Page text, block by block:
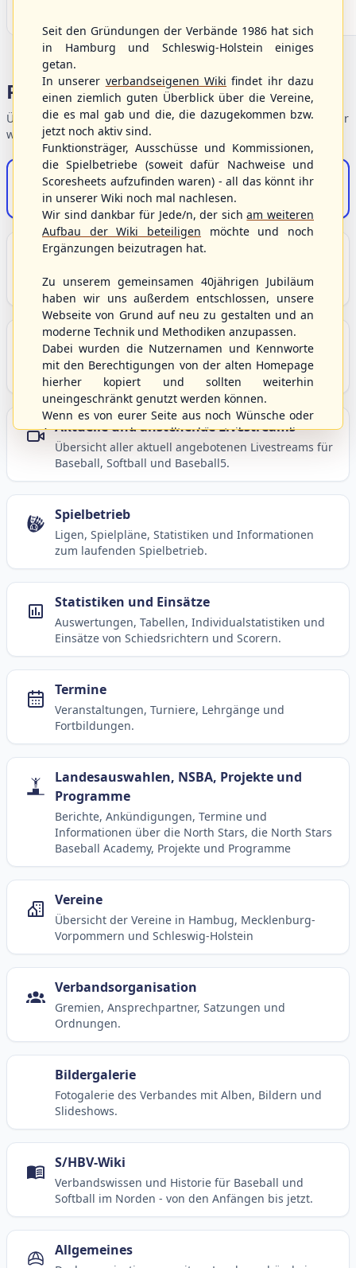
Portalbereiche
Übersicht der Verbandsbereiche – wählen Sie einen Einstieg für
weiterführende Informationen.
S/HBV-Shop
Der Onlineshop des S/HBV
Unser Sport
und Baseball5.
Berichte und Neuigkeiten
Aktuelle Meldungen, Berichte und Nachrichten aus
dem S/HBV, Deutschland und der Welt.
Aktuelle und anstehende Livestreams
Übersicht aller aktuell angebotenen Livestreams für
Baseball, Softball und Baseball5.
Spielbetrieb
Ligen, Spielpläne, Statistiken und Informationen
zum laufenden Spielbetrieb.
Statistiken und Einsätze
Auswertungen, Tabellen, Individualstatistiken und
Einsätze von Schiedsrichtern und Scorern.
Termine
Veranstaltungen, Turniere, Lehrgänge und
Fortbildungen.
Landesauswahlen, NSBA, Projekte und
Programme
Berichte, Ankündigungen, Termine und
Informationen über die North Stars, die North Stars
Baseball Academy, Projekte und Programme
Vereine
Übersicht der Vereine in Hambug, Mecklenburg-
Vorpommern und Schleswig-Holstein
Verbandsorganisation
Gremien, Ansprechpartner, Satzungen und
Ordnungen.
Bildergalerie
Fotogalerie des Verbandes mit Alben, Bildern und
Slideshows.
S/HBV-Wiki
Verbandswissen und Historie für Baseball und
Softball im Norden - von den Anfängen bis jetzt.
Allgemeines
Seit den Gründungen der Verbände 1986 hat sich
in Hamburg und Schleswig-Holstein einiges
getan.
In unserer verbandseigenen Wiki findet ihr dazu
einen ziemlich guten Überblick über die Vereine,
die es mal gab und die, die dazugekommen bzw.
jetzt noch aktiv sind.
Funktionsträger, Ausschüsse und Kommissionen,
die Spielbetriebe (soweit dafür Nachweise und
Scoresheets aufzufinden waren) - all das könnt ihr
in unserer Wiki noch mal nachlesen.
Wir sind dankbar für Jede/n, der sicham weiteren
Aufbau der Wiki beteiligen möchte und noch
Ergänzungen beizutragen hat.
Zu unserem gemeinsamen 40jährigen Jubiläum
haben wir uns außerdem entschlossen, unsere
Webseite von Grund auf neu zu gestalten und an
moderne Technik und Methodiken anzupassen.
Dabei wurden die Nutzernamen und Kennworte
mit den Berechtigungen von der alten Homepage
hierher kopiert und sollten weiterhin
uneingeschränkt genutzt werden können.
Wenn es von eurer Seite aus noch Wünsche oder
Anregungen geben sollte, könnt ihr uns diese
gerne an die Verbandsadresseinfo@shbvnet.de
schicken.